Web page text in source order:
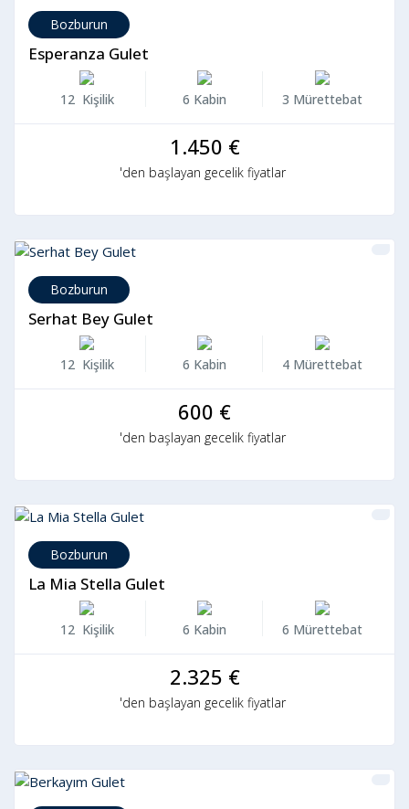
Bozburun
Esperanza Gulet
12 Kişilik 6 Kabin 3 Mürettebat
1.450 €
'den başlayan gecelik fiyatlar
Bozburun
Serhat Bey Gulet
12 Kişilik 6 Kabin 4 Mürettebat
600 €
'den başlayan gecelik fiyatlar
Bozburun
La Mia Stella Gulet
12 Kişilik 6 Kabin 6 Mürettebat
2.325 €
'den başlayan gecelik fiyatlar